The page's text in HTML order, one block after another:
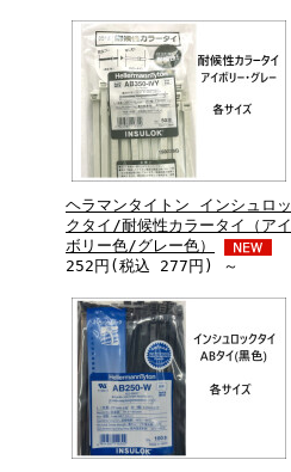
ヘラマンタイトン インシュロッ
クタイ/耐候性カラータイ（アイ
ボリー色/グレー色）
252円(税込 277円) ～